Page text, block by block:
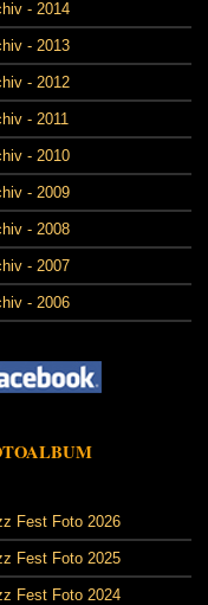
- 2014
- 2013
- 2012
- 2011
- 2010
- 2009
- 2008
- 2007
- 2006
Fest Foto 2026
Fest Foto 2025
Fest Foto 2024